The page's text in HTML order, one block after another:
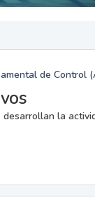
de Control
la